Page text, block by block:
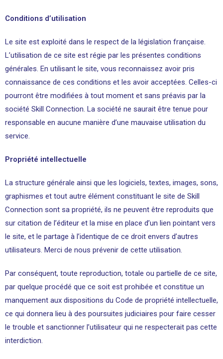
Conditions d’utilisation
Le site est exploité dans le respect de la législation française.
L’utilisation de ce site est régie par les présentes conditions
générales. En utilisant le site, vous reconnaissez avoir pris
connaissance de ces conditions et les avoir acceptées. Celles-ci
pourront être modifiées à tout moment et sans préavis par la
société Skill Connection. La société ne saurait être tenue pour
responsable en aucune manière d’une mauvaise utilisation du
service.
Propriété intellectuelle
La structure générale ainsi que les logiciels, textes, images, sons,
graphismes et tout autre élément constituant le site de Skill
Connection sont sa propriété, ils ne peuvent être reproduits que
sur citation de l’éditeur et la mise en place d’un lien pointant vers
le site, et le partage à l’identique de ce droit envers d’autres
utilisateurs. Merci de nous prévenir de cette utilisation.
Par conséquent, toute reproduction, totale ou partielle de ce site,
par quelque procédé que ce soit est prohibée et constitue un
manquement aux dispositions du Code de propriété intellectuelle,
ce qui donnera lieu à des poursuites judiciaires pour faire cesser
le trouble et sanctionner l’utilisateur qui ne respecterait pas cette
interdiction.